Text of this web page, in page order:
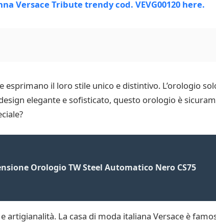
il loro stile unico e distintivo. L’orologio
elegante e sofisticato, questo orologio è
Orologio TW Steel Automatico Nero CS75
artigianalità. La casa di moda italiana Versace è